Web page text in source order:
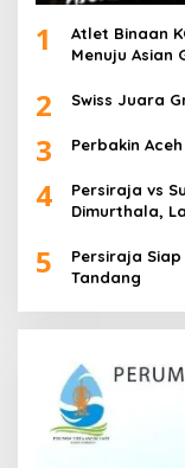
1
Atlet Binaan
Menuju Asian
2 Swiss Juara
3 Perbakin
4
Persiraja vs
Dimurthala,
5
Persiraja
Tandang